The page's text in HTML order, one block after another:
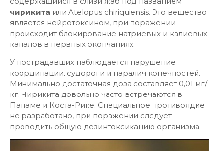
чирикита или Atelopus chiriquiensis. Это вещество
является нейротоксином, при поражении
происходит блокирование натриевых и калиевых
каналов в нервных окончаниях.
У пострадавших наблюдается нарушение
координации, судороги и паралич конечностей.
Минимально достаточная доза составляет 0,01 мг/
кг. Чирикита довольно часто встречаются в
Панаме и Коста-Рике. Специальное противоядие
не разработано, при поражении следует
проводить общую дезинтоксикацию организма.